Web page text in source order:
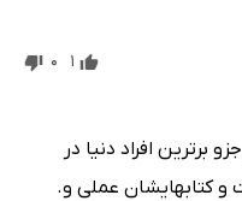
1
0
برترین افراد دنیا در
عملی و.